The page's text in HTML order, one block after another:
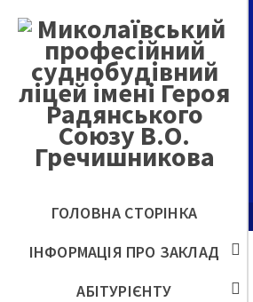
ГОЛОВНА СТОРІНКА
ІНФОРМАЦІЯ ПРО ЗАКЛАД
АБІТУРІЄНТУ